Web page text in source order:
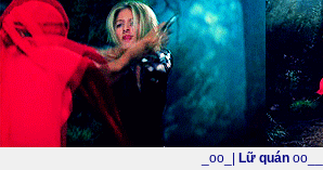
_oo_| Lữ quán oo___